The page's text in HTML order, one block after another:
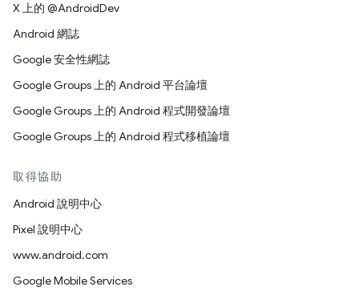
X 上的 @AndroidDev
Android 網誌
Google 安全性網誌
Google Groups 上的 Android 平台論壇
Google Groups 上的 Android 程式開發論壇
Google Groups 上的 Android 程式移植論壇
取得協助
Android 說明中心
Pixel 說明中心
www.android.com
Google Mobile Services